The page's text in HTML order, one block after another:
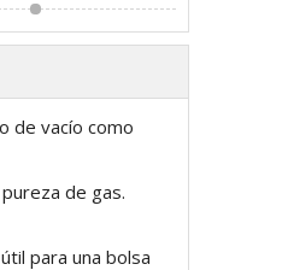
de vacío como
de gas.
para una bolsa